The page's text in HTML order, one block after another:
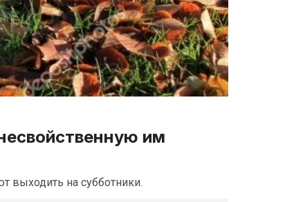
им
выходить на субботники.